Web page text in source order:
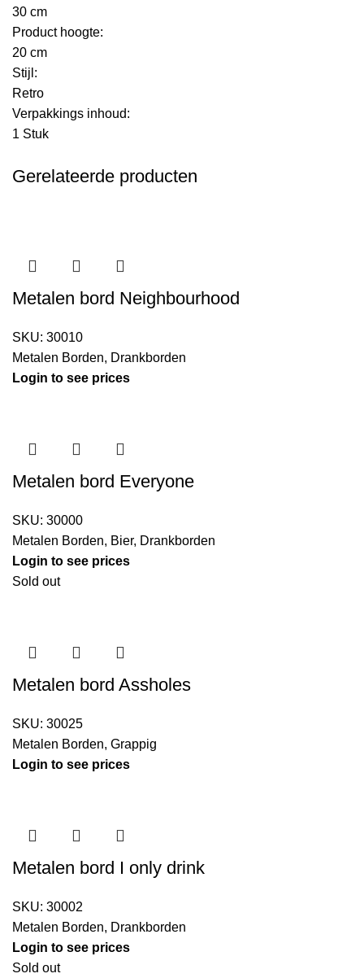
30 cm
Product hoogte:
20 cm
Stijl:
Retro
Verpakkings inhoud:
1 Stuk
Gerelateerde producten
Metalen bord Neighbourhood
SKU: 30010
Metalen Borden, Drankborden
Login to see prices
Metalen bord Everyone
SKU: 30000
Metalen Borden, Bier, Drankborden
Login to see prices
Sold out
Metalen bord Assholes
SKU: 30025
Metalen Borden, Grappig
Login to see prices
Metalen bord I only drink
SKU: 30002
Metalen Borden, Drankborden
Login to see prices
Sold out